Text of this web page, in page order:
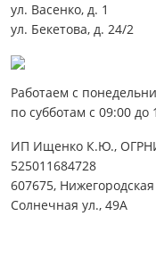
ул. Васенко, д. 1
ул. Бекетова, д. 24/2
Работаем с
по субботам с 09:00
ИП Ищенко К.Ю.,
525011684728
607675,
Солнечная ул., 49А